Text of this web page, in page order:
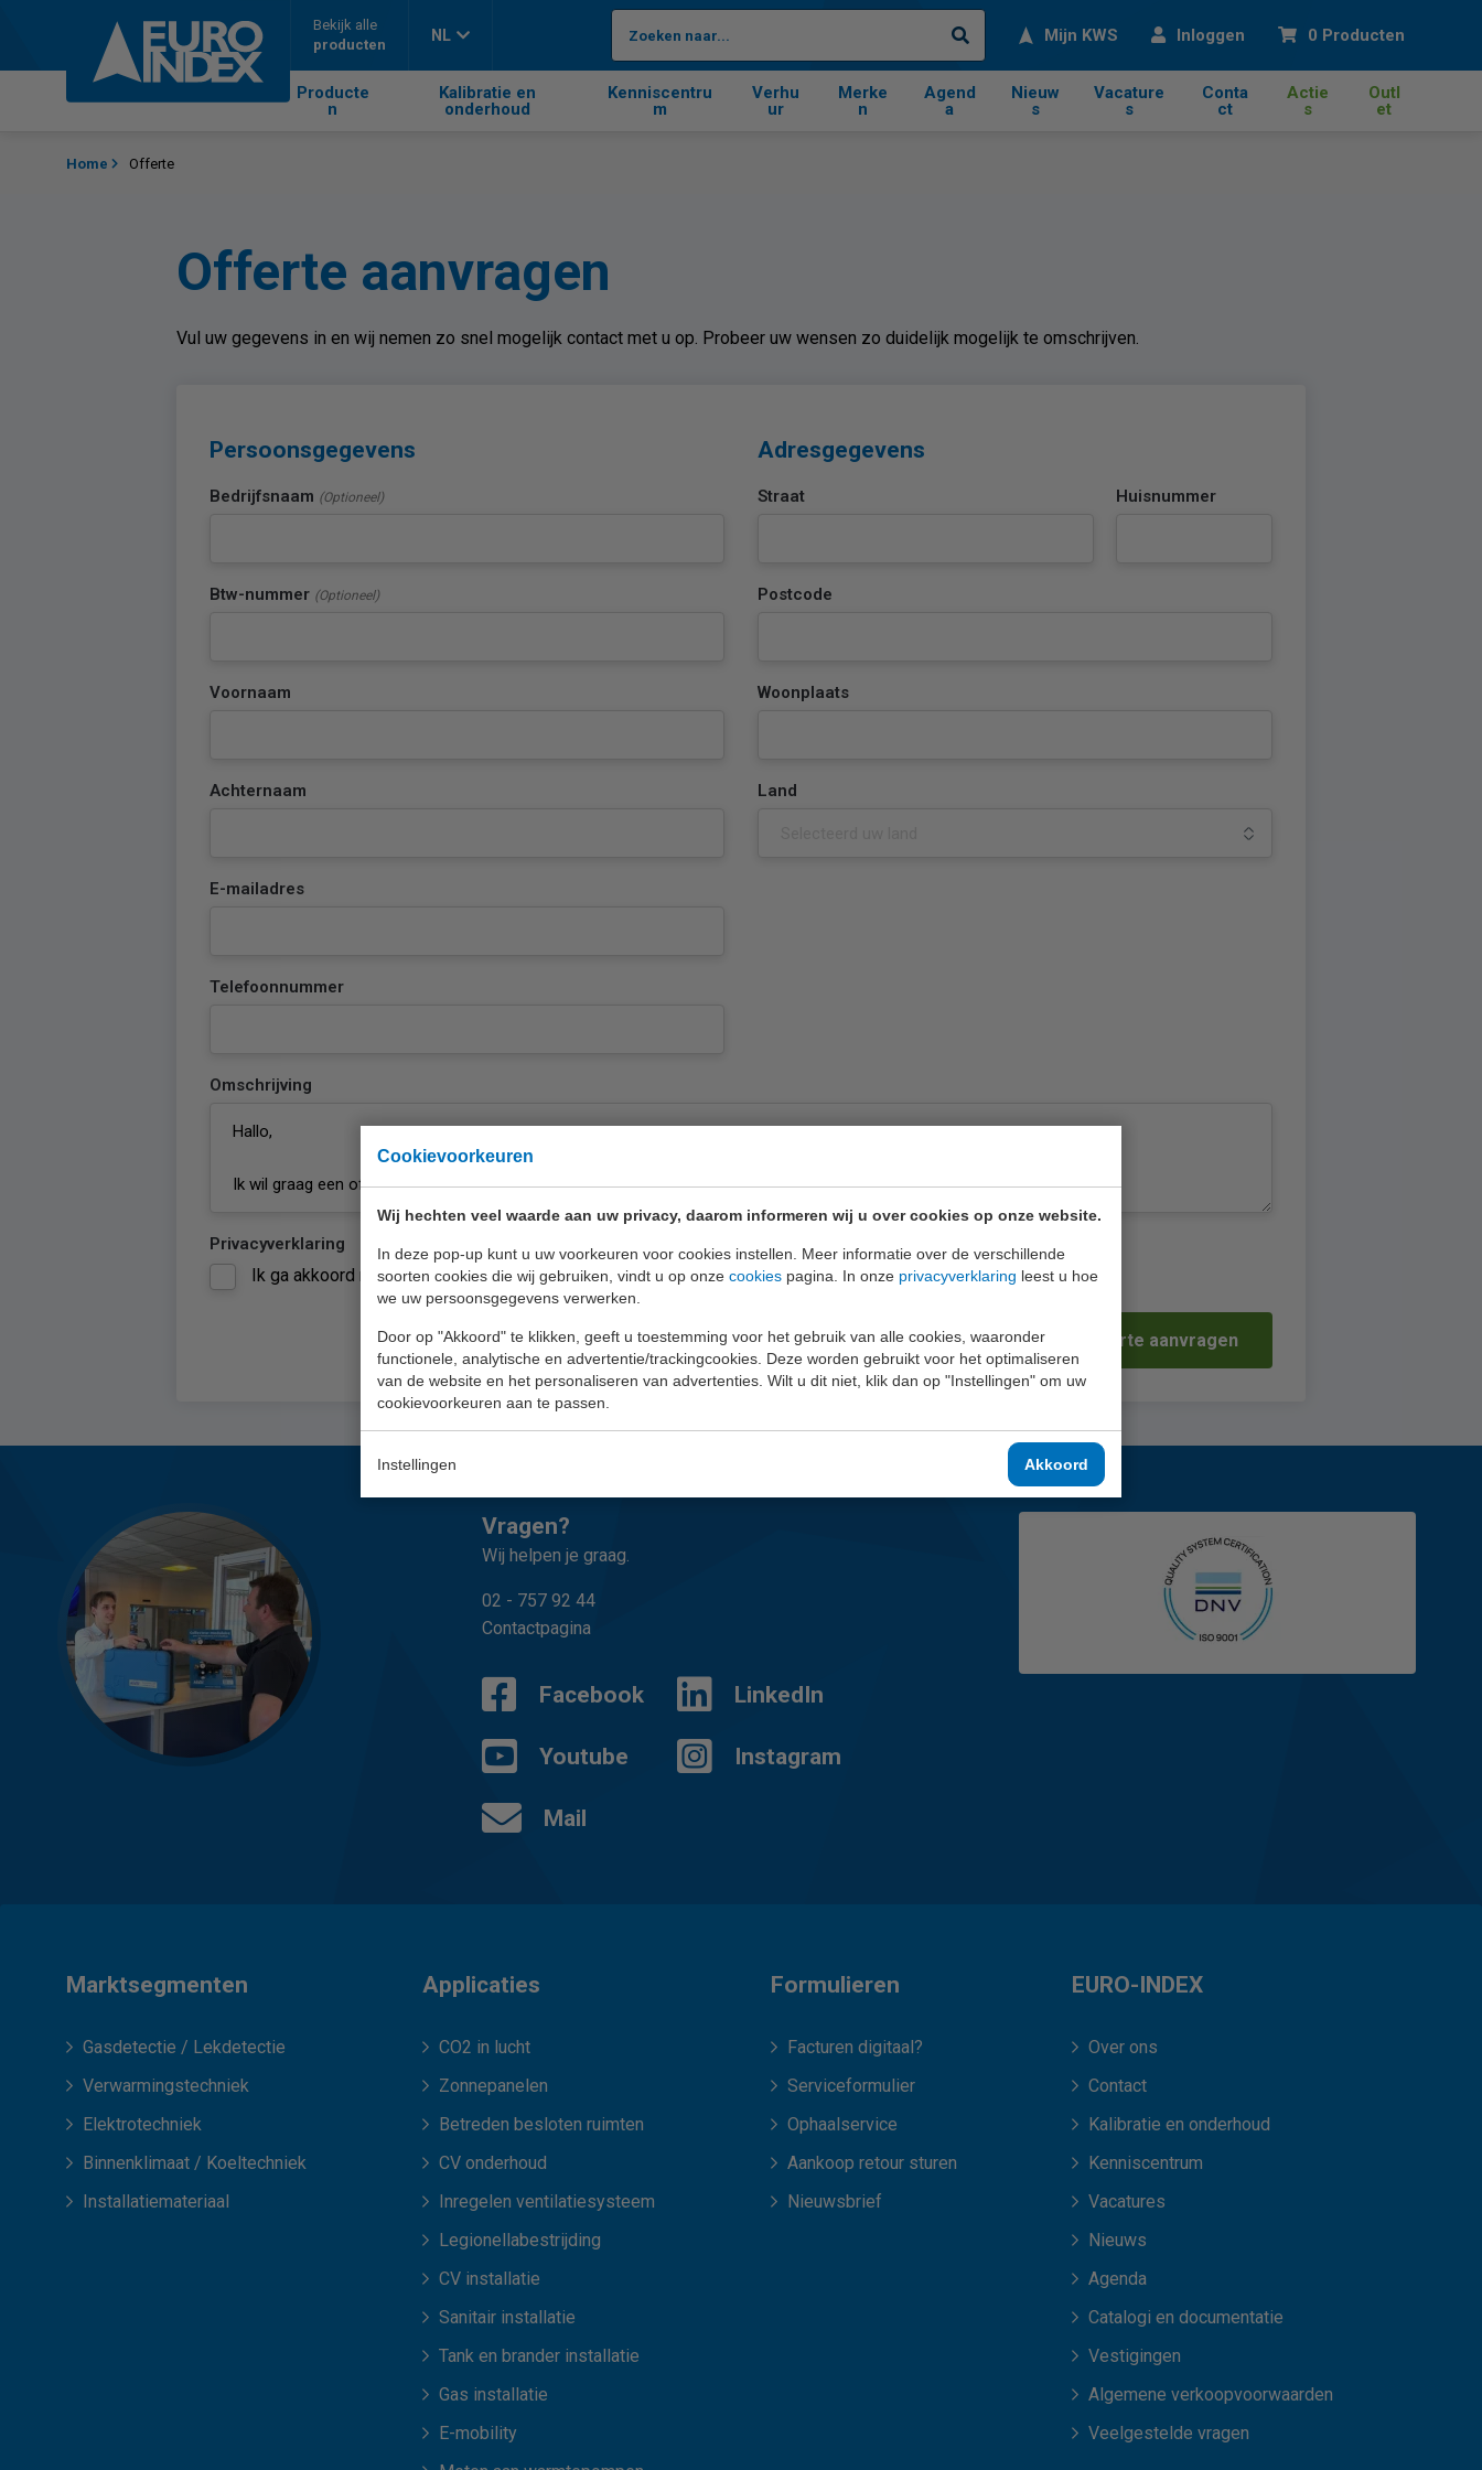
Cookievoorkeuren
Wij hechten veel waarde aan uw privacy, daarom informeren wij u over cookies op onze website.
In deze pop-up kunt u uw voorkeuren voor cookies instellen. Meer informatie over de verschillende
soorten cookies die wij gebruiken, vindt u op onze cookies pagina. In onze privacyverklaring leest u hoe
we uw persoonsgegevens verwerken.
Door op "Akkoord" te klikken, geeft u toestemming voor het gebruik van alle cookies, waaronder
functionele, analytische en advertentie/trackingcookies. Deze worden gebruikt voor het optimaliseren
van de website en het personaliseren van advertenties. Wilt u dit niet, klik dan op "Instellingen" om uw
cookievoorkeuren aan te passen.
Instellingen Akkoord
Bekijk alle
producten
NL Zoeken Mijn KWS Inloggen 0 Producten
Producte
n
Kalibratie en
onderhoud
Kenniscentru
m
Verhu
ur
Merke
n
Agend
a
Nieuw
s
Vacature
s
Conta
ct
Actie
s
Outl
et
Home Offerte
Offerte aanvragen
Vul uw gegevens in en wij nemen zo snel mogelijk contact met u op. Probeer uw wensen zo duidelijk mogelijk te omschrijven.
Persoonsgegevens
Bedrijfsnaam (Optioneel)
Btw-nummer (Optioneel)
Voornaam
Achternaam
E-mailadres
Telefoonnummer
Adresgegevens
Straat Huisnummer
Postcode
Woonplaats
Land
Omschrijving
Privacyverklaring
Ik ga akkoord met deprivacyverklaringvan EURO-INDEX
Offerte aanvragen
Vragen?
Wij helpen je graag.
02 - 757 92 44
Contactpagina
Facebook LinkedIn
Youtube Instagram
Mail
Marktsegmenten
Gasdetectie / Lekdetectie
Verwarmingstechniek
Elektrotechniek
Binnenklimaat / Koeltechniek
Installatiemateriaal
Applicaties
CO2 in lucht
Zonnepanelen
Betreden besloten ruimten
CV onderhoud
Inregelen ventilatiesysteem
Legionellabestrijding
CV installatie
Sanitair installatie
Tank en brander installatie
Gas installatie
E-mobility
Formulieren
Facturen digitaal?
Serviceformulier
Ophaalservice
Aankoop retour sturen
Nieuwsbrief
EURO-INDEX
Over ons
Contact
Kalibratie en onderhoud
Kenniscentrum
Vacatures
Nieuws
Agenda
Catalogi en documentatie
Vestigingen
Algemene verkoopvoorwaarden
Veelgestelde vragen